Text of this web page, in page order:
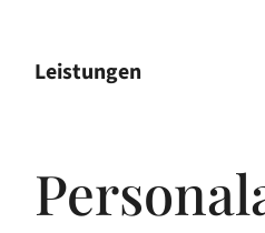
Leistungen